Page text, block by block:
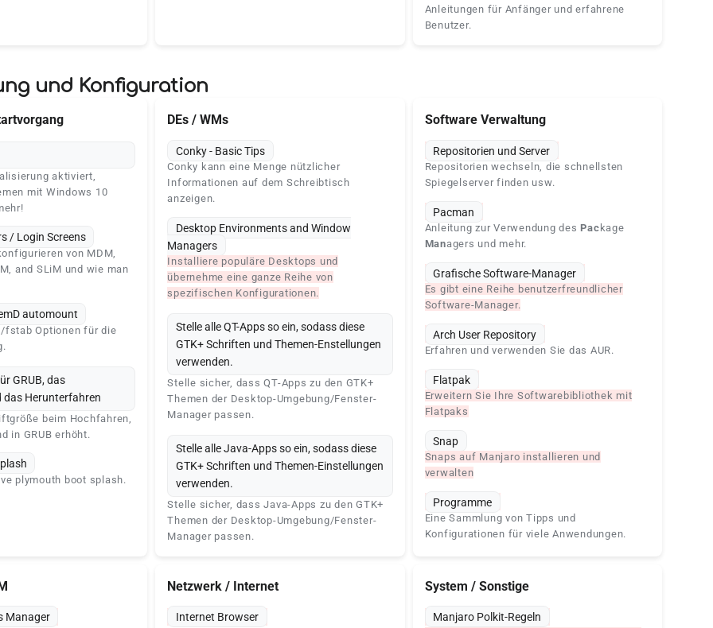
Anleitungen für Anfänger und erfahrene
Benutzer.
und Konfiguration
aktiviert,
mit Windows 10
/ Login Screens
von MDM,
and SLiM und wie man
automount
fstab Optionen für die
GRUB, das
das Herunterfahren
beim Hochfahren,
in GRUB erhöht.
plymouth boot splash.
DEs / WMs
Conky - Basic Tips
Conky kann eine Menge nützlicher
Informationen auf dem Schreibtisch
anzeigen.
Desktop Environments and Window
Managers
Installiere populäre Desktops und
übernehme eine ganze Reihe von
spezifischen Konfigurationen.
Stelle alle QT-Apps so ein, sodass diese
GTK+ Schriften und Themen-Enstellungen
verwenden.
Stelle sicher, dass QT-Apps zu den GTK+
Themen der Desktop-Umgebung/Fenster-
Manager passen.
Stelle alle Java-Apps so ein, sodass diese
GTK+ Schriften und Themen-Einstellungen
verwenden.
Stelle sicher, dass Java-Apps zu den GTK+
Themen der Desktop-Umgebung/Fenster-
Manager passen.
Software Verwaltung
Repositorien und Server
Repositorien wechseln, die schnellsten
Spiegelserver finden usw.
Pacman
Anleitung zur Verwendung desPac kage
Managers und mehr.
Grafische Software-Manager
Es gibt eine Reihe benutzerfreundlicher
Software-Manager.
Arch User Repository
Erfahren und verwenden Sie das AUR.
Flatpak
Erweitern Sie Ihre Softwarebibliothek mit
Flatpaks
Snap
Snaps auf Manjaro installieren und
verwalten
Programme
Eine Sammlung von Tipps und
Konfigurationen für viele Anwendungen.
Manager
Netzwerk / Internet
Internet Browser
System / Sonstige
Manjaro Polkit-Regeln